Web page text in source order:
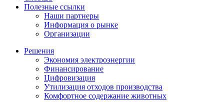
Полезные ссылки
Наши партнеры
Информация о рынке
Организации
Решения
Экономия электроэнергии
Финансирование
Цифровизация
Утилизация отходов производства
Комфортное содержание животных